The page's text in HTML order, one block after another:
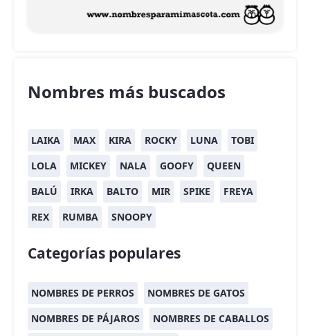
Nombres más buscados
LAIKA MAX KIRA ROCKY LUNA
TOBI
LOLA
MICKEY NALA GOOFY
QUEEN
BALÚ
IRKA BALTO MIR SPIKE
FREYA
REX
RUMBA SNOOPY
Categorías populares
NOMBRES DE PERROS
NOMBRES DE GATOS
NOMBRES DE PÁJAROS
NOMBRES DE CABALLOS